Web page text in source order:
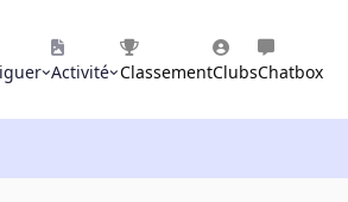
Activité ClassementClubsChatbox